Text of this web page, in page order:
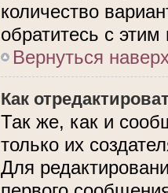
количество
обратитесь с
Вернуться
Как
Так же, как и
только их
Для